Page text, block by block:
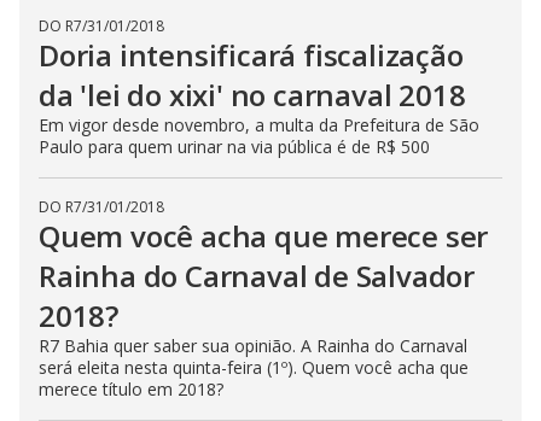
DO R7/31/01/2018
Doria intensificará fiscalização
da 'lei do xixi' no carnaval 2018
Em vigor desde novembro, a multa da Prefeitura de São
Paulo para quem urinar na via pública é de R$ 500
DO R7/31/01/2018
Quem você acha que merece ser
Rainha do Carnaval de Salvador
2018?
R7 Bahia quer saber sua opinião. A Rainha do Carnaval
será eleita nesta quinta-feira (1º). Quem você acha que
merece título em 2018?